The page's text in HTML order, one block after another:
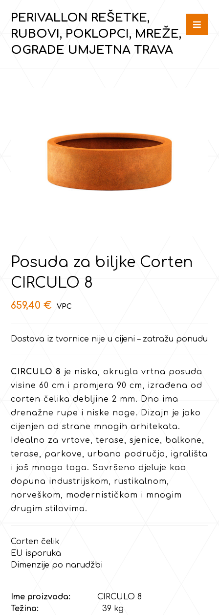
PERIVALLON REŠETKE,
RUBOVI, POKLOPCI, MREŽE,
OGRADE UMJETNA TRAVA
Posuda za biljke Corten
CIRCULO 8
659,40€
Dostava iz tvornice nije u cijeni – zatražu ponudu
CIRCULO 8 je niska, okrugla vrtna posuda
visine 60 cm i promjera 90 cm, izrađena od
corten čelika debljine 2 mm. Dno ima
drenažne rupe i niske noge. Dizajn je jako
cijenjen od strane mnogih arhitekata.
Idealno za vrtove, terase, sjenice, balkone,
terase, parkove, urbana područja, igrališta
i još mnogo toga. Savršeno djeluje kao
dopuna industrijskom, rustikalnom,
norveškom, modernističkom i mnogim
drugim stilovima.
Corten čelik
EU isporuka
Dimenzije po narudžbi
Ime proizvoda:
CIRCULO 8
Težina:
39 kg